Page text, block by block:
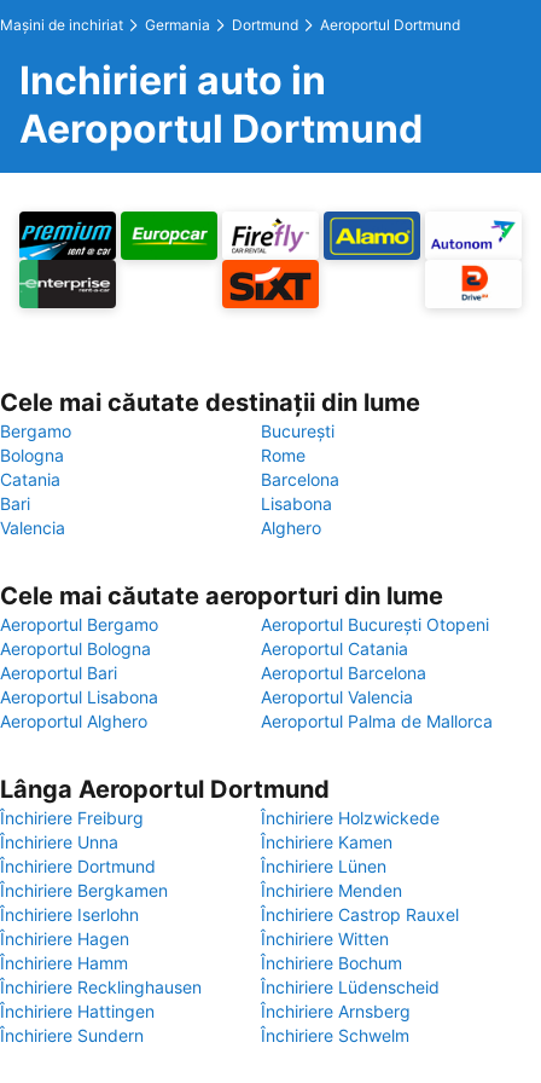
Maşini de inchiriat Germania Dortmund Aeroportul Dortmund
Inchirieri auto in
Aeroportul Dortmund
Cele mai căutate destinații din lume
Bergamo
București
Bologna
Rome
Catania
Barcelona
Bari
Lisabona
Valencia
Alghero
Cele mai căutate aeroporturi din lume
Aeroportul Bergamo
Aeroportul București Otopeni
Aeroportul Bologna
Aeroportul Catania
Aeroportul Bari
Aeroportul Barcelona
Aeroportul Lisabona
Aeroportul Valencia
Aeroportul Alghero
Aeroportul Palma de Mallorca
Lânga Aeroportul Dortmund
Închiriere Freiburg
Închiriere Holzwickede
Închiriere Unna
Închiriere Kamen
Închiriere Dortmund
Închiriere Lünen
Închiriere Bergkamen
Închiriere Menden
Închiriere Iserlohn
Închiriere Castrop Rauxel
Închiriere Hagen
Închiriere Witten
Închiriere Hamm
Închiriere Bochum
Închiriere Recklinghausen
Închiriere Lüdenscheid
Închiriere Hattingen
Închiriere Arnsberg
Închiriere Sundern
Închiriere Schwelm